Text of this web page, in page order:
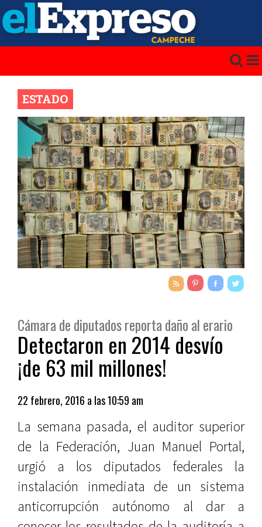
ESTADO
Cámara de diputados reporta daño al erario
Detectaron en 2014 desvío
¡de 63 mil millones!
22 febrero, 2016 a las 10:59 am
La semana pasada, el auditor superior
de la Federación, Juan Manuel Portal,
urgió a los diputados federales la
instalación inmediata de un sistema
anticorrupción autónomo al dar a